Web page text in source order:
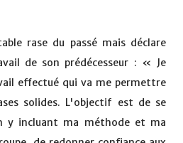
rase du passé mais déclare
de son prédécesseur : « Je
effectué qui va me permettre
solides. L'objectif est de se
y incluant ma méthode et ma